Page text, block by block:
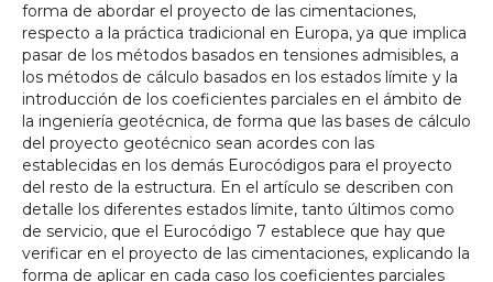
forma de abordar el proyecto de las cimentaciones,
respecto a la práctica tradicional en Europa, ya que implica
pasar de los métodos basados en tensiones admisibles, a
los métodos de cálculo basados en los estados límite y la
introducción de los coeficientes parciales en el ámbito de
la ingeniería geotécnica, de forma que las bases de cálculo
del proyecto geotécnico sean acordes con las
establecidas en los demás Eurocódigos para el proyecto
del resto de la estructura. En el artículo se describen con
detalle los diferentes estados límite, tanto últimos como
de servicio, que el Eurocódigo 7 establece que hay que
verificar en el proyecto de las cimentaciones, explicando la
forma de aplicar en cada caso los coeficientes parciales